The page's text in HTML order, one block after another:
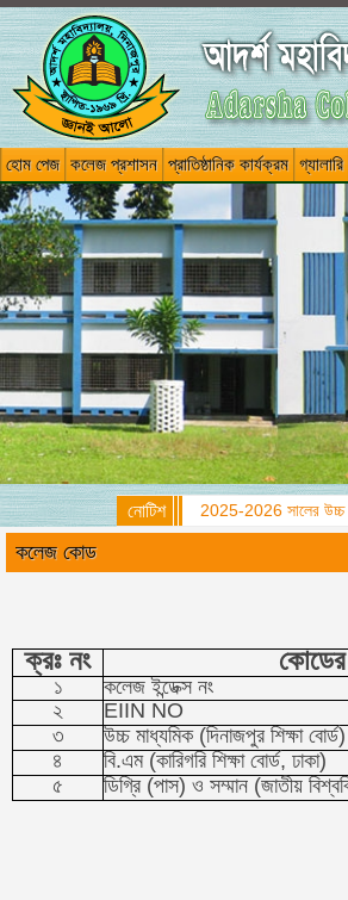
হোম পেজ কলেজ প্রশাসন প্রাতিষ্ঠানিক কার্যক্রম গ্যালারি
নোটিশ উচ্চ মাধ্যমিক
কলেজ কোড
ক্রঃ নং কোডের
১
কলেজ ইন্ডেক্স নং
২
EIIN NO
৩
উচ্চ মাধ্যমিক (দিনাজপুর শিক্ষা বোর্ড)
৪
বি.এম (কারিগরি শিক্ষা বোর্ড, ঢাকা)
৫
ডিগ্রি (পাস) ও সম্মান (জাতীয়